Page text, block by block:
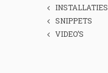
INSTALLATIES
SNIPPETS
VIDEO’S